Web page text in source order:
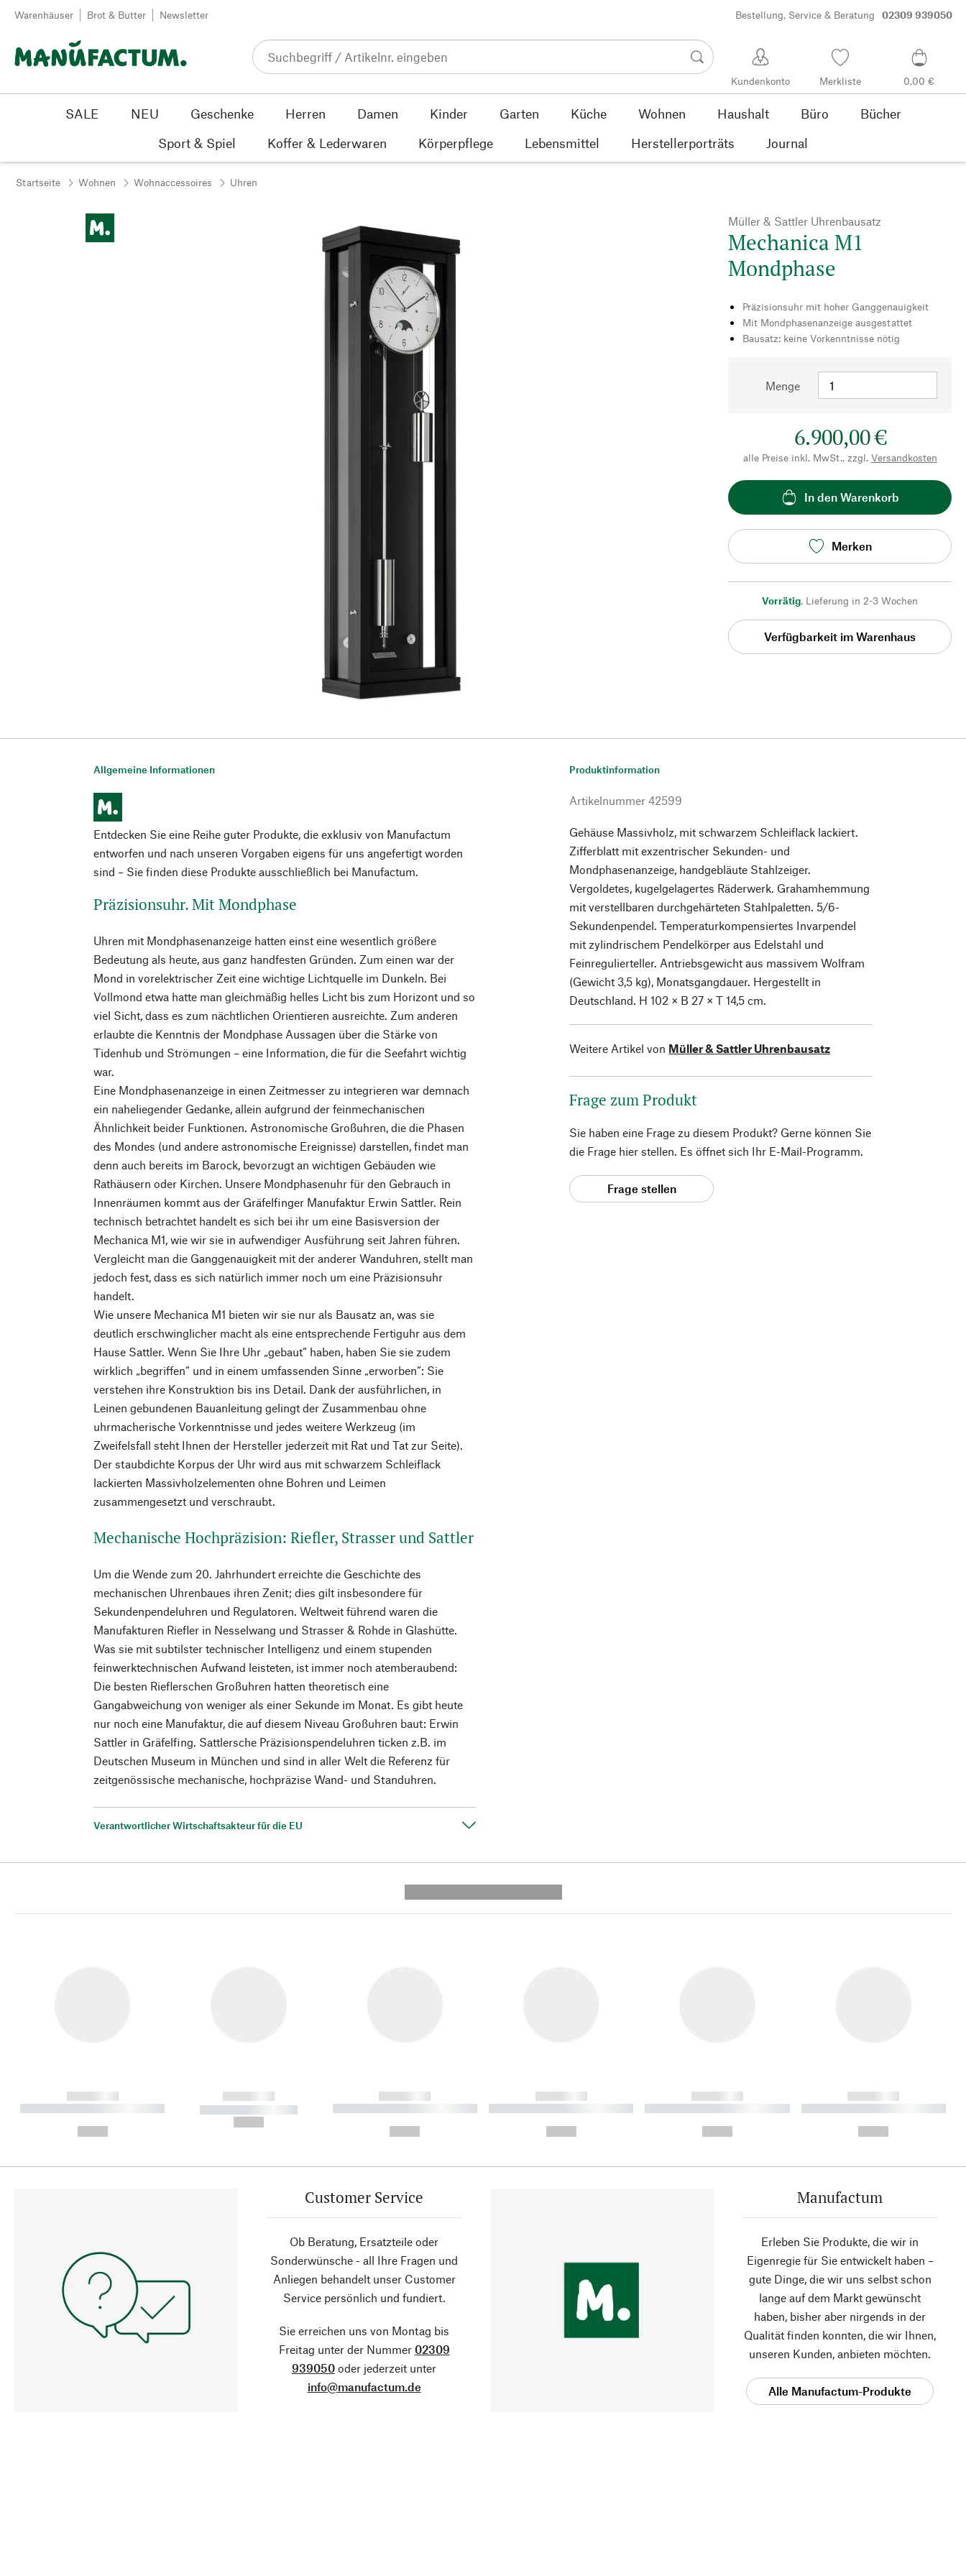
Zum Inhalt springen
Warenhäuser Brot & Butter Newsletter Bestellung, Service & Beratung 02309 939050
Kundenkonto Merkliste 0,00 €
SALE NEU Geschenke Herren Damen Kinder Garten Küche Wohnen Haushalt Büro
Bücher
Sport & Spiel
Koffer & Lederwaren Körperpflege Lebensmittel Herstellerporträts Journal
Startseite Wohnen Wohnaccessoires Uhren
Müller & Sattler Uhrenbausatz
Mechanica M1
Mondphase
Präzisionsuhr mit hoher Ganggenauigkeit
Mit Mondphasenanzeige ausgestattet
Bausatz: keine Vorkenntnisse nötig
Menge
6.900,00 €
alle Preise inkl. MwSt., zzgl. Versandkosten
In den Warenkorb
Merken
Vorrätig, Lieferung in 2-3 Wochen
Verfügbarkeit im Warenhaus
Allgemeine Informationen
Entdecken Sie eine Reihe guter Produkte, die exklusiv von Manufactum
entworfen und nach unseren Vorgaben eigens für uns angefertigt worden
sind – Sie finden diese Produkte ausschließlich bei Manufactum.
Präzisionsuhr. Mit Mondphase
Uhren mit Mondphasenanzeige hatten einst eine wesentlich größere
Bedeutung als heute, aus ganz handfesten Gründen. Zum einen war der
Mond in vorelektrischer Zeit eine wichtige Lichtquelle im Dunkeln. Bei
Vollmond etwa hatte man gleichmäßig helles Licht bis zum Horizont und so
viel Sicht, dass es zum nächtlichen Orientieren ausreichte. Zum anderen
erlaubte die Kenntnis der Mondphase Aussagen über die Stärke von
Tidenhub und Strömungen – eine Information, die für die Seefahrt wichtig
war.
Eine Mondphasenanzeige in einen Zeitmesser zu integrieren war demnach
ein naheliegender Gedanke, allein aufgrund der feinmechanischen
Ähnlichkeit beider Funktionen. Astronomische Großuhren, die die Phasen
des Mondes (und andere astronomische Ereignisse) darstellen, findet man
denn auch bereits im Barock, bevorzugt an wichtigen Gebäuden wie
Rathäusern oder Kirchen. Unsere Mondphasenuhr für den Gebrauch in
Innenräumen kommt aus der Gräfelfinger Manufaktur Erwin Sattler. Rein
technisch betrachtet handelt es sich bei ihr um eine Basisversion der
Mechanica M1, wie wir sie in aufwendiger Ausführung seit Jahren führen.
Vergleicht man die Ganggenauigkeit mit der anderer Wanduhren, stellt man
jedoch fest, dass es sich natürlich immer noch um eine Präzisionsuhr
handelt.
Wie unsere Mechanica M1 bieten wir sie nur als Bausatz an, was sie
deutlich erschwinglicher macht als eine entsprechende Fertiguhr aus dem
Hause Sattler. Wenn Sie Ihre Uhr „gebaut“ haben, haben Sie sie zudem
wirklich „begriffen“ und in einem umfassenden Sinne „erworben“: Sie
verstehen ihre Konstruktion bis ins Detail. Dank der ausführlichen, in
Leinen gebundenen Bauanleitung gelingt der Zusammenbau ohne
uhrmacherische Vorkenntnisse und jedes weitere Werkzeug (im
Zweifelsfall steht Ihnen der Hersteller jederzeit mit Rat und Tat zur Seite).
Der staubdichte Korpus der Uhr wird aus mit schwarzem Schleiflack
lackierten Massivholzelementen ohne Bohren und Leimen
zusammengesetzt und verschraubt.
Mechanische Hochpräzision: Riefler, Strasser und Sattler
Um die Wende zum 20. Jahrhundert erreichte die Geschichte des
mechanischen Uhrenbaues ihren Zenit; dies gilt insbesondere für
Sekundenpendeluhren und Regulatoren. Weltweit führend waren die
Manufakturen Riefler in Nesselwang und Strasser & Rohde in Glashütte.
Was sie mit subtilster technischer Intelligenz und einem stupenden
feinwerktechnischen Aufwand leisteten, ist immer noch atemberaubend:
Die besten Rieflerschen Großuhren hatten theoretisch eine
Gangabweichung von weniger als einer Sekunde im Monat. Es gibt heute
nur noch eine Manufaktur, die auf diesem Niveau Großuhren baut: Erwin
Sattler in Gräfelfing. Sattlersche Präzisionspendeluhren ticken z.B. im
Deutschen Museum in München und sind in aller Welt die Referenz für
zeitgenössische mechanische, hochpräzise Wand- und Standuhren.
Verantwortlicher Wirtschaftsakteur für die EU
Produktinformation
Artikelnummer 42599
Gehäuse Massivholz, mit schwarzem Schleiflack lackiert.
Zifferblatt mit exzentrischer Sekunden- und
Mondphasenanzeige, handgebläute Stahlzeiger.
Vergoldetes, kugelgelagertes Räderwerk. Grahamhemmung
mit verstellbaren durchgehärteten Stahlpaletten. 5/6-
Sekundenpendel. Temperaturkompensiertes Invarpendel
mit zylindrischem Pendelkörper aus Edelstahl und
Feinregulierteller. Antriebsgewicht aus massivem Wolfram
(Gewicht 3,5 kg), Monatsgangdauer. Hergestellt in
Deutschland. H 102 × B 27 × T 14,5 cm.
Weitere Artikel von Müller & Sattler Uhrenbausatz
Frage zum Produkt
Sie haben eine Frage zu diesem Produkt? Gerne können Sie
die Frage hier stellen. Es öffnet sich Ihr E-Mail-Programm.
Frage stellen
------------
----------- ----------- ----------
------------
----------- -----------
------------
----------- ----------- ----------
------------
----------- ----------- ----------
------------
----------- ----------- ----------
------------
----------- ----------- ----------
Customer Service
Ob Beratung, Ersatzteile oder
Sonderwünsche - all Ihre Fragen und
Anliegen behandelt unser Customer
Service persönlich und fundiert.
Sie erreichen uns von Montag bis
Freitag unter der Nummer 02309
939050 oder jederzeit unter
info@manufactum.de
Manufactum
Erleben Sie Produkte, die wir in
Eigenregie für Sie entwickelt haben –
gute Dinge, die wir uns selbst schon
lange auf dem Markt gewünscht
haben, bisher aber nirgends in der
Qualität finden konnten, die wir Ihnen,
unseren Kunden, anbieten möchten.
Alle Manufactum-Produkte